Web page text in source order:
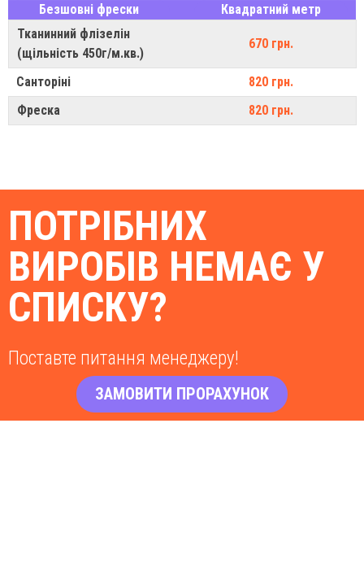
Безшовні фрески
Квадратний метр
Тканинний флізелін
(щільність 450г/м.кв.)
670 грн.
Санторіні
820 грн.
Фреска
820 грн.
ПОТРІБНИХ
ВИРОБІВ НЕМАЄ У
СПИСКУ?
Поставте питання менеджеру!
ЗАМОВИТИ ПРОРАХУНОК